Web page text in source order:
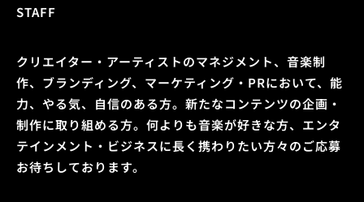
STAFF
クリエイター・アーティストのマネジメント、音楽制
作、ブランディング、マーケティング・PRにおいて、能
力、やる気、自信のある方。新たなコンテンツの企画・
制作に取り組める方。何よりも音楽が好きな方、エンタ
テインメント・ビジネスに長く携わりたい方々のご応募
お待ちしております。